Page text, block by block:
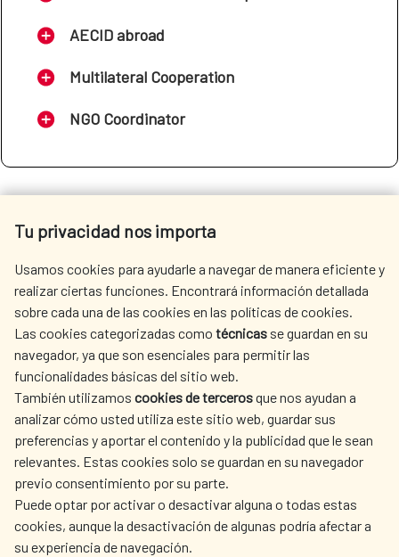
AECID abroad
Multilateral Cooperation
NGO Coordinator
SEE MORE SITES OF INTEREST
SEDE ELECTRÓNICA
Fecha de modificación de la página: 15/06/2026
Tu privacidad nos importa
Usamos cookies para ayudarle a navegar de manera eficiente y
realizar ciertas funciones. Encontrará información detallada
sobre cada una de las cookies en las políticas de cookies.
Las cookies categorizadas como técnicas se guardan en su
navegador, ya que son esenciales para permitir las
funcionalidades básicas del sitio web.
También utilizamos cookies de tercerosque nos ayudan a
analizar cómo usted utiliza este sitio web, guardar sus
preferencias y aportar el contenido y la publicidad que le sean
relevantes. Estas cookies solo se guardan en su navegador
previo consentimiento por su parte.
Puede optar por activar o desactivar alguna o todas estas
cookies, aunque la desactivación de algunas podría afectar a
su experiencia de navegación.